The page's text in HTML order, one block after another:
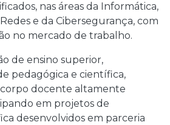
nas áreas da Informática,
e da Cibersegurança, com
no mercado de trabalho.
de ensino superior,
pedagógica e científica,
docente altamente
em projetos de
desenvolvidos em parceria